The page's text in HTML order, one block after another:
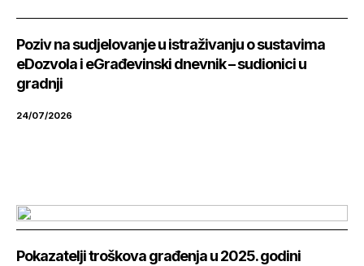
Poziv na sudjelovanje u istraživanju o sustavima
eDozvola i eGrađevinski dnevnik – sudionici u
gradnji
24/07/2026
Pokazatelji troškova građenja u 2025. godini